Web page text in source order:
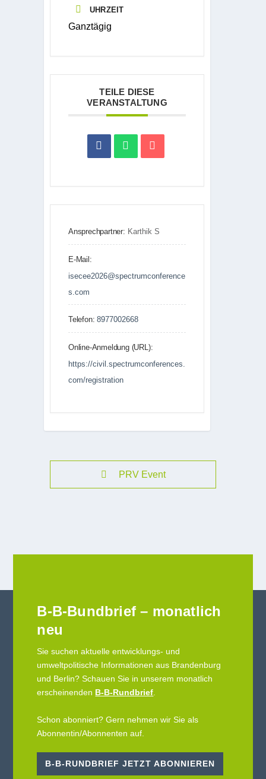
UHRZEIT
Ganztägig
TEILE DIESE
VERANSTALTUNG
Ansprechpartner: Karthik S
E-Mail:
isecee2026@spectrumconference
s.com
Telefon:8977002668
Online-Anmeldung (URL):
https://civil.spectrumconferences.
com/registration
PRV Event
B-B-Bundbrief – monatlich
neu
Sie suchen aktuelle entwicklungs- und
umweltpolitische Informationen aus Brandenburg
und Berlin? Schauen Sie in unserem monatlich
erscheinenden B-B-Rundbrief.
Schon abonniert? Gern nehmen wir Sie als
Abonnentin/Abonnenten auf.
B-B-RUNDBRIEF JETZT ABONNIEREN